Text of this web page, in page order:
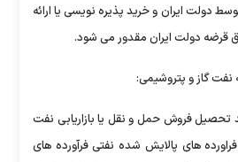
دولت ایران و خرید پذیره نویسی یا ارائه
قرضه دولت ایران مقدور می شود.
گاز و پتروشیمی:
تحصیل فروش حمل و نقل یا بازاریابی نفت
های پالایش شده نفتی فرآورده های